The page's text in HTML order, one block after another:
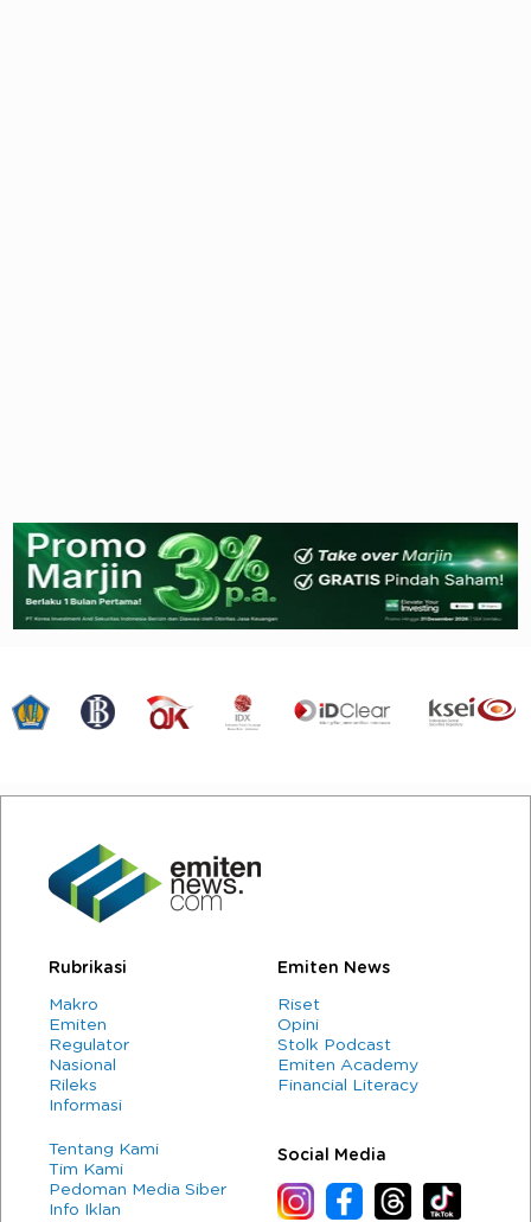
Rubrikasi
Makro
Emiten
Regulator
Nasional
Rileks
Informasi
Emiten News
Riset
Opini
Stolk Podcast
Emiten Academy
Financial Literacy
Tentang Kami
Tim Kami
Pedoman Media Siber
Info Iklan
Social Media